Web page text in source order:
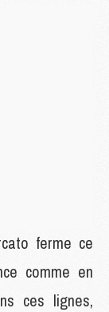
ferme ce
comme en
ces lignes,